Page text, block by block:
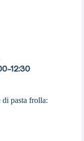
12:30
di pasta frolla: